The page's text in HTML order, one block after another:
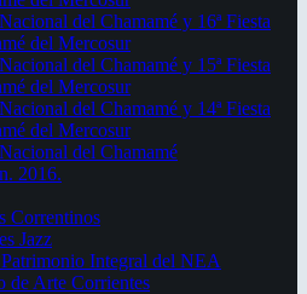
del Chamamé y 16ª Fiesta
del Mercosur
del Chamamé y 15ª Fiesta
del Mercosur
del Chamamé y 14ª Fiesta
del Mercosur
del Chamamé
2016.
Correntinos
Jazz
Integral del NEA
de Arte Corrientes